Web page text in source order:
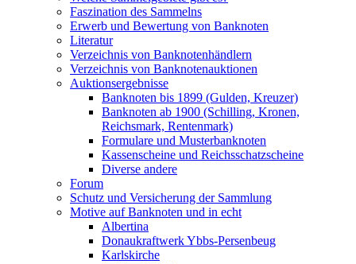
Faszination des Sammelns
Erwerb und Bewertung von Banknoten
Literatur
Verzeichnis von Banknotenhändlern
Verzeichnis von Banknotenauktionen
Auktionsergebnisse
Banknoten bis 1899 (Gulden, Kreuzer)
Banknoten ab 1900 (Schilling, Kronen,
Reichsmark, Rentenmark)
Formulare und Musterbanknoten
Kassenscheine und Reichsschatzscheine
Diverse andere
Forum
Schutz und Versicherung der Sammlung
Motive auf Banknoten und in echt
Albertina
Donaukraftwerk Ybbs-Persenbeug
Karlskirche